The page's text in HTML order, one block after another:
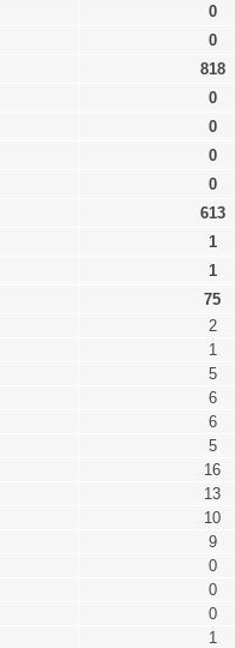
0
0
818
0
0
0
0
613
1
1
75
2
1
5
6
6
5
16
13
10
9
0
0
0
1